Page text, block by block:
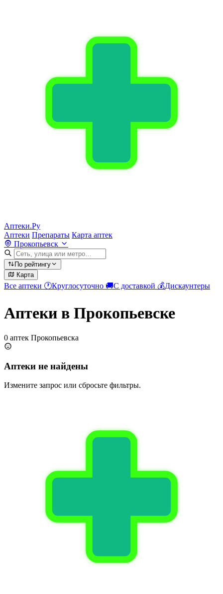
Аптеки.Ру
Аптеки Препараты Карта аптек
Прокопьевск
По рейтингу
Карта
Все аптеки 🕐Круглосуточно 🚚С доставкой 💰Дискаунтеры
Аптеки в Прокопьевске
0 аптек Прокопьевска
Аптеки не найдены
Измените запрос или сбросьте фильтры.